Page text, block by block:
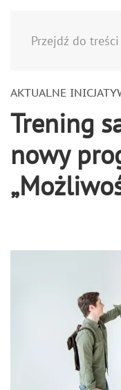
Przejdź do
AKTUALNE
Trening
nowy